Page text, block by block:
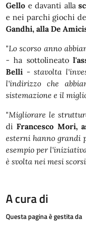
Gello e davanti alla
e nei parchi giochi
Gandhi, alla De
"Lo scorso anno
- ha sottolineato
Belli -stavolta
l'indirizzo che
sistemazione e il
"Migliorare le
diFrancesco Mori,
esterni hanno grandi
esempio per
è svolta nei mesi
A cura di
Questa pagina è gestita da